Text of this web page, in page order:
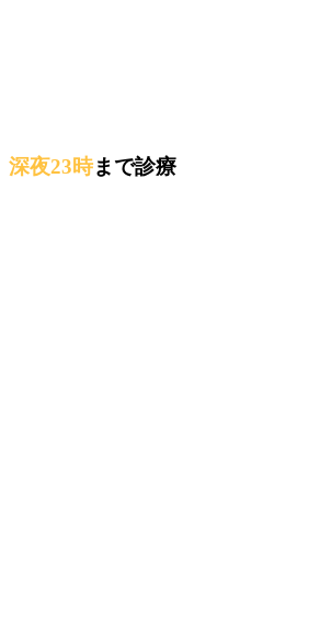
深夜23時まで診療